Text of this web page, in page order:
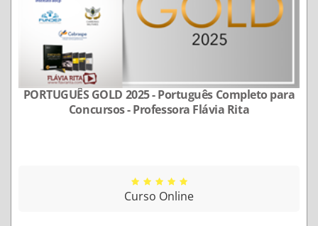
PORTUGUÊS GOLD 2025 - Português Completo para
Concursos - Professora Flávia Rita
Curso Online